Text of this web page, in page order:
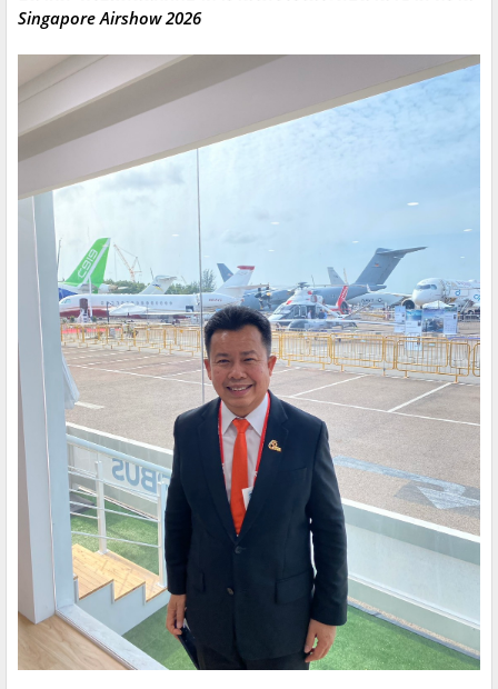
Singapore Airshow 2026